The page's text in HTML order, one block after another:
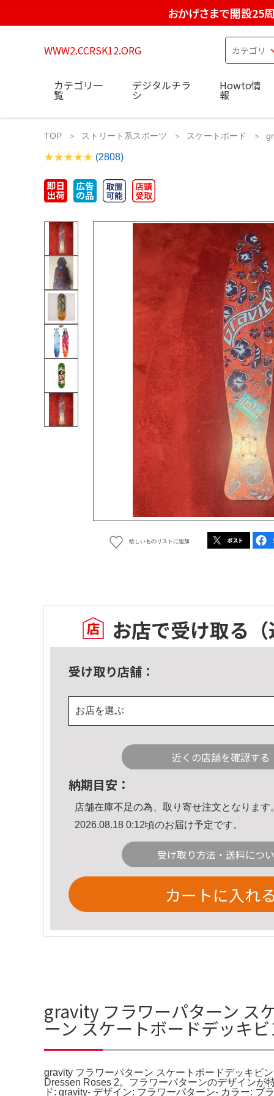
おかげさまで開設25
WWW2.CCRSK12.ORG
カテゴリ一
覧
デジタルチラ
シ
Howto情
報
TOP ストリート系スポーツ スケートボード
(2808)
欲しいものリストに追加
お店で受け取る
受け取り店舗：
お店を選ぶ
近くの店舗を確認する
納期目安：
店舗在庫不足の為、取り寄せ注文となります
2026.08.18 0:12頃のお届け予定です。
受け取り方法・送料につ
カートに入れ
gravity フラワーパターン ス
ーン スケートボードデッキ
gravity フラワーパターン スケートボードデッキビ
Dressen Roses 2。フラワーパターンのデザインが
ド: gravity- デザイン: フラワーパターン- カラー: